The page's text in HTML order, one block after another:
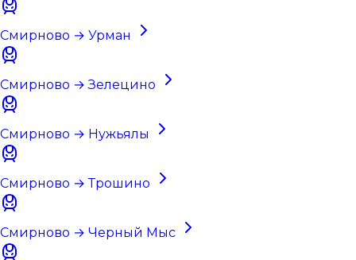
Смирново → Урман
Смирново → Зелецино
Смирново → Нужьялы
Смирново → Трошино
Смирново → Черный Мыс